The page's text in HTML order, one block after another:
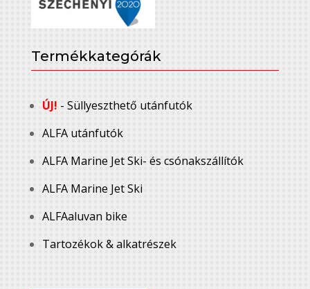
Termékkategórák
ÚJ! - Süllyeszthető utánfutók
ALFA utánfutók
ALFA Marine Jet Ski- és csónakszállítók
ALFA Marine Jet Ski
ALFAaluvan bike
Tartozékok & alkatrészek